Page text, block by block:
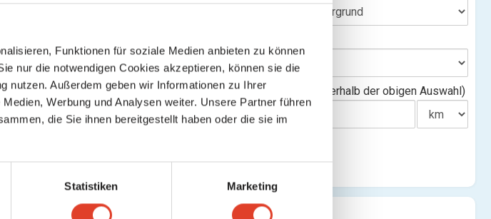
Funktionen für soziale Medien anbieten zu können
nur die notwendigen Cookies akzeptieren, können sie die
nutzen. Außerdem geben wir Informationen zu Ihrer
Werbung und Analysen weiter. Unsere Partner führen
die Sie ihnen bereitgestellt haben oder die sie im
Statistiken Marketing
Entfernung(innerhalb der obigen Auswahl)
STANDORTE
9., Alsergrund, Wien, Österreich (Karte